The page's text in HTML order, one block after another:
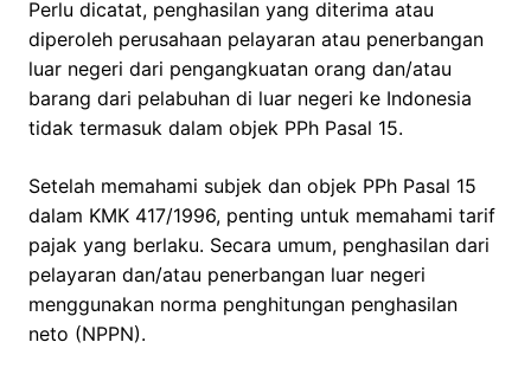
Perlu dicatat, penghasilan yang diterima atau
diperoleh perusahaan pelayaran atau penerbangan
luar negeri dari pengangkuatan orang dan/atau
barang dari pelabuhan di luar negeri ke Indonesia
tidak termasuk dalam objek PPh Pasal 15.
Setelah memahami subjek dan objek PPh Pasal 15
dalam KMK 417/1996, penting untuk memahami tarif
pajak yang berlaku. Secara umum, penghasilan dari
pelayaran dan/atau penerbangan luar negeri
menggunakan norma penghitungan penghasilan
neto (NPPN).